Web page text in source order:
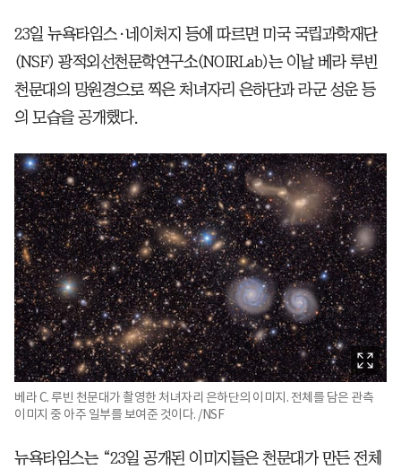
23일 뉴욕타임스·네이처지 등에 따르면 미국 국립과학재단
(NSF) 광적외선천문학연구소(NOIRLab)는 이날 베라 루빈
천문대의 망원경으로 찍은 처녀자리 은하단과 라군 성운 등
의 모습을 공개했다.
베라 C. 루빈 천문대가 촬영한 처녀자리 은하단의 이미지. 전체를 담은 관측
이미지 중 아주 일부를 보여준 것이다. /NSF
뉴욕타임스는 “23일 공개된 이미지들은 천문대가 만든 전체